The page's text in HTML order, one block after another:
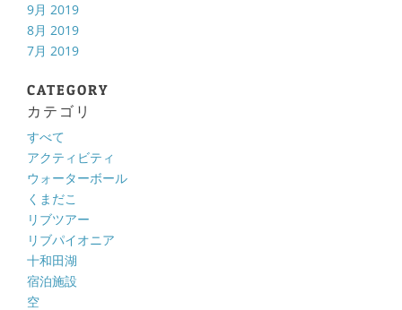
9月 2019
8月 2019
7月 2019
CATEGORY
カテゴリ
すべて
アクティビティ
ウォーターボール
くまだこ
リブツアー
リブパイオニア
十和田湖
宿泊施設
空